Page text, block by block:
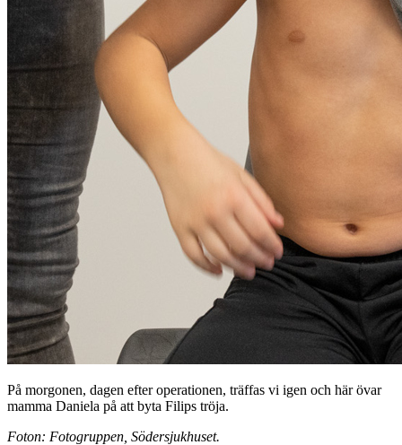
På morgonen, dagen efter operationen, träffas vi igen och här övar
mamma Daniela på att byta Filips tröja.
Foton: Fotogruppen, Södersjukhuset.